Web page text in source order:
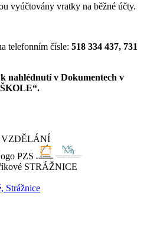
vyúčtovány vratky na běžné účty.
telefonním čísle: 518 334 437, 731
nahlédnutí v Dokumentech v
VZDĚLÁNÍ
STRÁŽNICE